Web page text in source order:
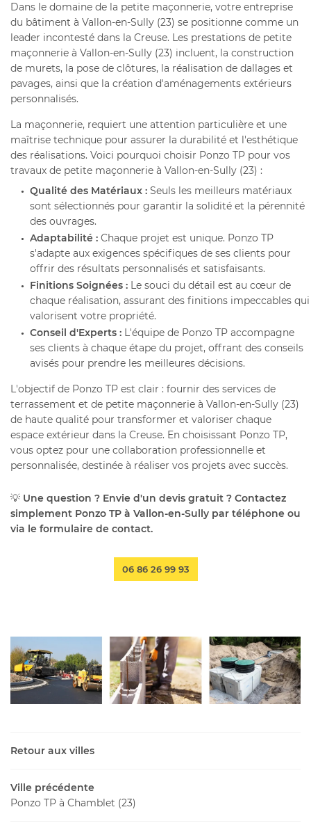
Dans le domaine de la petite maçonnerie, votre entreprise
du bâtiment à Vallon-en-Sully (23) se positionne comme un
leader incontesté dans la Creuse. Les prestations de petite
maçonnerie à Vallon-en-Sully (23) incluent, la construction
de murets, la pose de clôtures, la réalisation de dallages et
pavages, ainsi que la création d'aménagements extérieurs
personnalisés.
La maçonnerie, requiert une attention particulière et une
maîtrise technique pour assurer la durabilité et l'esthétique
des réalisations. Voici pourquoi choisir Ponzo TP pour vos
travaux de petite maçonnerie à Vallon-en-Sully (23) :
Qualité des Matériaux : Seuls les meilleurs matériaux
sont sélectionnés pour garantir la solidité et la pérennité
des ouvrages.
Adaptabilité : Chaque projet est unique. Ponzo TP
s'adapte aux exigences spécifiques de ses clients pour
offrir des résultats personnalisés et satisfaisants.
Finitions Soignées : Le souci du détail est au cœur de
chaque réalisation, assurant des finitions impeccables qui
valorisent votre propriété.
Conseil d'Experts : L'équipe de Ponzo TP accompagne
ses clients à chaque étape du projet, offrant des conseils
avisés pour prendre les meilleures décisions.
L'objectif de Ponzo TP est clair : fournir des services de
terrassement et de petite maçonnerie à Vallon-en-Sully (23)
de haute qualité pour transformer et valoriser chaque
espace extérieur dans la Creuse. En choisissant Ponzo TP,
vous optez pour une collaboration professionnelle et
personnalisée, destinée à réaliser vos projets avec succès.
💡 Une question ? Envie d'un devis gratuit ? Contactez
simplement Ponzo TP à Vallon-en-Sully par téléphone ou
via le formulaire de contact.
06 86 26 99 93
Retour aux villes
Ville précédente
Ponzo TP à Chamblet (23)